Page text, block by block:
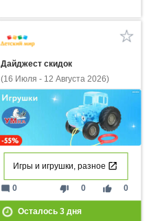
Дайджест скидок
(16 Июля - 12 Августа 2026)
Игры и игрушки, разное
thumb_down 0 thumb_up 0
mode_comment 0
Осталось 3дня